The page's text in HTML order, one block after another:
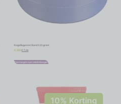
Kogellagervet Eurol 110 gram
€ 7,95 € 7,16
Toevoegen aan winkelwagen
10% Korting